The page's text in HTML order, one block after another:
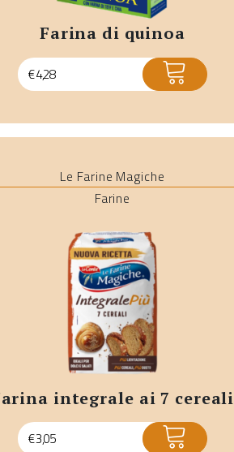
farina di quinoa
€4,28 ACQUISTA
Le Farine Magiche
Farine
farina integrale ai 7 cereali
€3,05 ACQUISTA